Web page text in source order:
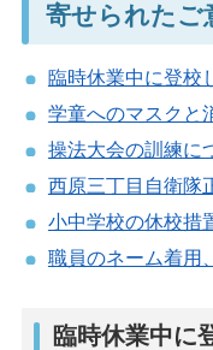
寄せられたご
臨時休業中に登校
学童へのマスクと
操法大会の訓練に
西原三丁目自衛隊
小中学校の休校措
職員のネーム着用
臨時休業中に